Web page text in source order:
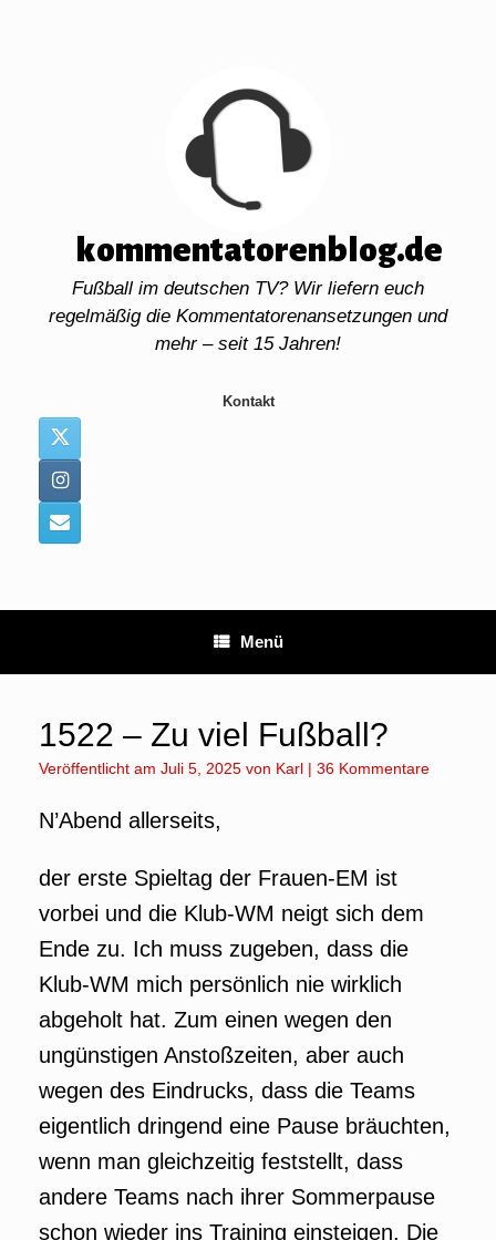
kommentatorenblog.de
Fußball im deutschen TV? Wir liefern euch
regelmäßig die Kommentatorenansetzungen und
mehr – seit 15 Jahren!
Kontakt
Menü
1522 – Zu viel Fußball?
Veröffentlicht am Juli 5, 2025 von Karl | 36 Kommentare
N’Abend allerseits,
der erste Spieltag der Frauen-EM ist
vorbei und die Klub-WM neigt sich dem
Ende zu. Ich muss zugeben, dass die
Klub-WM mich persönlich nie wirklich
abgeholt hat. Zum einen wegen den
ungünstigen Anstoßzeiten, aber auch
wegen des Eindrucks, dass die Teams
eigentlich dringend eine Pause bräuchten,
wenn man gleichzeitig feststellt, dass
andere Teams nach ihrer Sommerpause
schon wieder ins Training einsteigen. Die